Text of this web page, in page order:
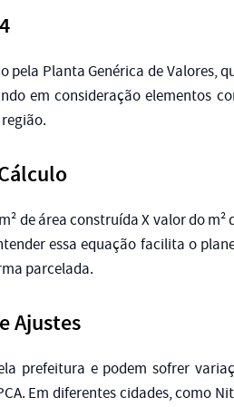
pela Planta Genérica de Valores,
em consideração elementos
de área construída X valor do
essa equação facilita o
parcelada.
e Ajustes
prefeitura e podem sofrer
Em diferentes cidades, como